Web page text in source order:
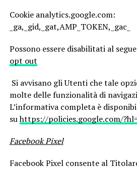
Cookie analytics.google.com:
_ga,_gid,_gat,AMP_TOKEN,_gac_
Possono essere disabilitati al
opt out
Si avvisano gli Utenti che tale
molte delle funzionalità di
L’informativa completa è
suhttps://policies.google.com/
Facebook Pixel
Facebook Pixel consente al